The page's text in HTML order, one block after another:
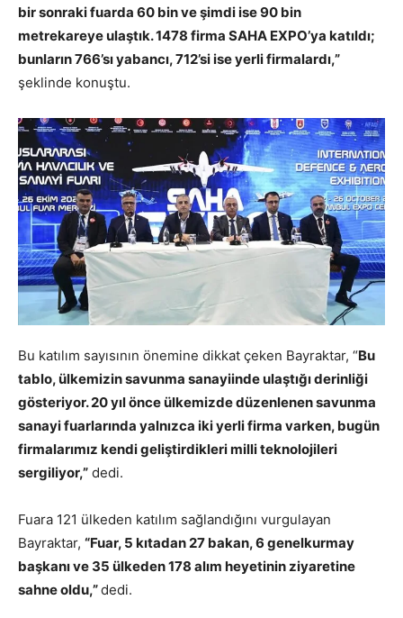
bir sonraki fuarda 60 bin ve şimdi ise 90 bin
metrekareye ulaştık. 1478 firma SAHA EXPO’ya katıldı;
bunların 766’sı yabancı, 712’si ise yerli firmalardı,”
şeklinde konuştu.
Bu katılım sayısının önemine dikkat çeken Bayraktar, “Bu
tablo, ülkemizin savunma sanayiinde ulaştığı derinliği
gösteriyor. 20 yıl önce ülkemizde düzenlenen savunma
sanayi fuarlarında yalnızca iki yerli firma varken, bugün
firmalarımız kendi geliştirdikleri milli teknolojileri
sergiliyor,” dedi.
Fuara 121 ülkeden katılım sağlandığını vurgulayan
Bayraktar, “Fuar, 5 kıtadan 27 bakan, 6 genelkurmay
başkanı ve 35 ülkeden 178 alım heyetinin ziyaretine
sahne oldu,”dedi.